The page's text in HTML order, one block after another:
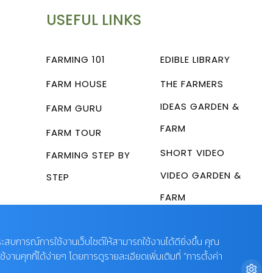
USEFUL LINKS
FARMING 101
FARM HOUSE
FARM GURU
FARM TOUR
FARMING STEP BY
STEP
EDIBLE LIBRARY
THE FARMERS
IDEAS GARDEN &
FARM
SHORT VIDEO
VIDEO GARDEN &
FARM
สบการณ์การใช้งานเว็บไซต์ให้สามารถใช้งานได้ดียิ่งขึ้น คุณ
านคุกกี้ได้ง่ายๆ โดยการดูรายละเอียดเพิ่มเติมที่ “การตั้งค่า